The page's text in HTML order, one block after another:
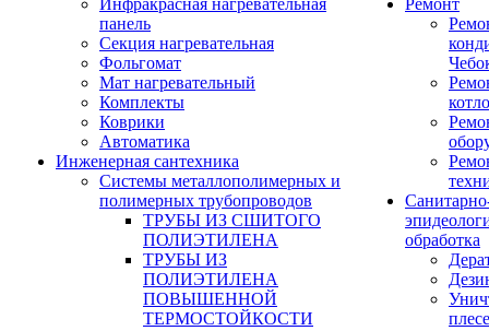
Инфракрасная нагревательная
панель
Секция нагревательная
Фольгомат
Мат нагревательный
Комплекты
Коврики
Автоматика
Инженерная сантехника
Системы металлополимерных и
полимерных трубопроводов
ТРУБЫ ИЗ СШИТОГО
ПОЛИЭТИЛЕНА
ТРУБЫ ИЗ
ПОЛИЭТИЛЕНА
ПОВЫШЕННОЙ
ТЕРМОСТОЙКОСТИ
Ремонт
обработка